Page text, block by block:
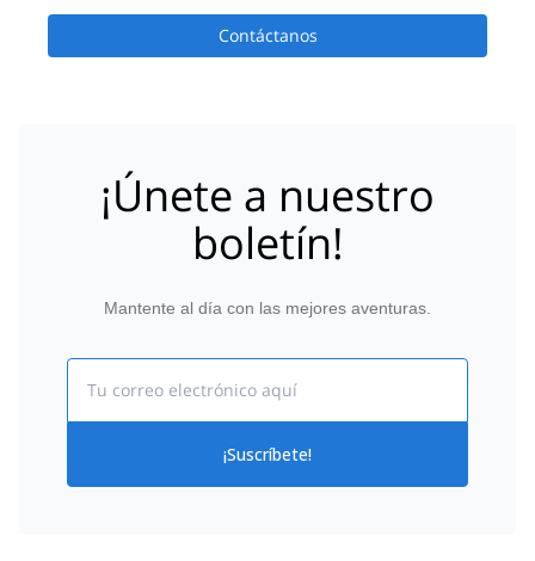
Contáctanos
¡Únete a nuestro
boletín!
Mantente al día con las mejores aventuras.
¡Suscríbete!